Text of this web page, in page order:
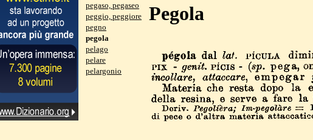
pegaso, pegaseo
peggio, peggiore
pegno
pegola
pelago
pelare
pelargonio
Pegola